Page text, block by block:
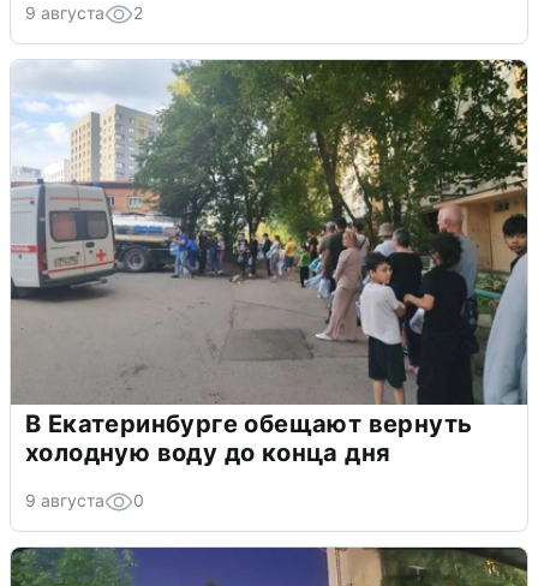
9 августа 2
В Екатеринбурге обещают вернуть
холодную воду до конца дня
9 августа 0